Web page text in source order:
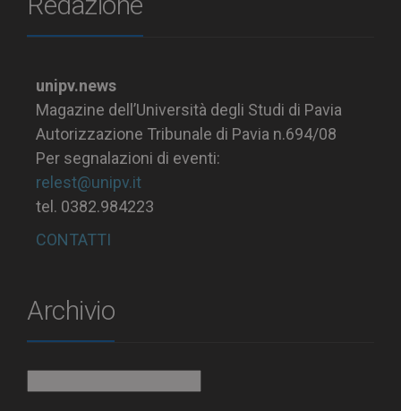
unipv.news
Magazine dell’Università degli Studi di Pavia
Autorizzazione Tribunale di Pavia n.694/08
Per segnalazioni di eventi:
relest@unipv.it
tel. 0382.984223
CONTATTI
Archivio